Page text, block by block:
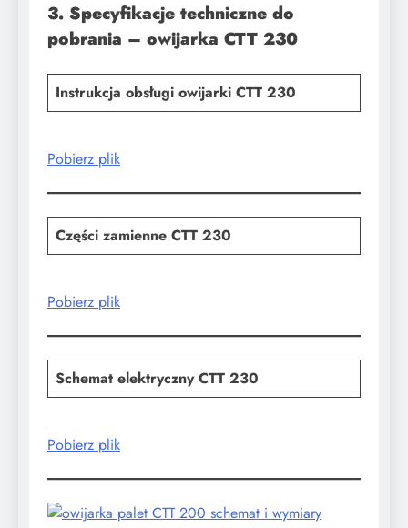
​3. Specyfikacje techniczne do
pobrania – owijarka CTT 230
Instrukcja obsługi owijarki CTT 230
Pobierz plik
Części zamienne CTT 230
Pobierz plik
Schemat elektryczny CTT 230
Pobierz plik